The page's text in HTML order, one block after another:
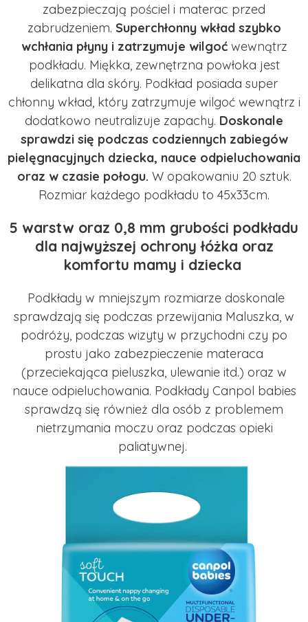
zabezpieczają pościel i materac przed
zabrudzeniem. Superchłonny wkład szybko
wchłania płyny i zatrzymuje wilgoćwewnątrz
podkładu. Miękka, zewnętrzna powłoka jest
delikatna dla skóry. Podkład posiada super
chłonny wkład, który zatrzymuje wilgoć wewnątrz i
dodatkowo neutralizuje zapachy. Doskonale
sprawdzi się podczas codziennych zabiegów
pielęgnacyjnych dziecka, nauce odpieluchowania
oraz w czasie połogu. W opakowaniu 20 sztuk.
Rozmiar każdego podkładu to 45x33cm.
5 warstw oraz 0,8 mm grubości podkładu
dla najwyższej ochrony łóżka oraz
komfortu mamy i dziecka
Podkłady w mniejszym rozmiarze doskonale
sprawdzają się podczas przewijania Maluszka, w
podróży, podczas wizyty w przychodni czy po
prostu jako zabezpieczenie materaca
(przeciekająca pieluszka, ulewanie itd.) oraz w
nauce odpieluchowania. Podkłady Canpol babies
sprawdzą się również dla osób z problemem
nietrzymania moczu oraz podczas opieki
paliatywnej.